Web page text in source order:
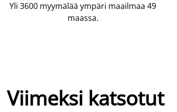
Yli 3600 myymälää ympäri maailmaa 49
maassa.
Viimeksi katsotut